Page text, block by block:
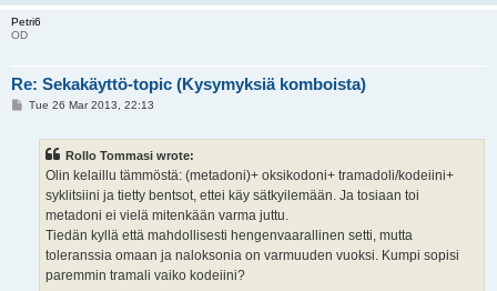
Petri6
OD
Re: Sekakäyttö-topic (Kysymyksiä komboista)
PTue 26 Mar 2013, 22:13
Rollo Tommasi wrote:
Olin kelaillu tämmöstä: (metadoni)+ oksikodoni+ tramadoli/kodeiini+
syklitsiini ja tietty bentsot, ettei käy sätkyilemään. Ja tosiaan toi
metadoni ei vielä mitenkään varma juttu.
Tiedän kyllä että mahdollisesti hengenvaarallinen setti, mutta
toleranssia omaan ja naloksonia on varmuuden vuoksi. Kumpi sopisi
paremmin tramali vaiko kodeiini?